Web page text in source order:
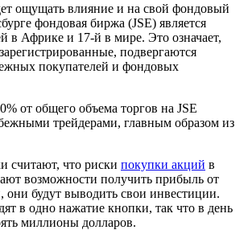
ощущать влияние и на свой фондовый
фондовая биржа (JSE) является
в Африке и 17-й в мире. Это означает,
подвергаются
покупателей и фондовых
от общего объема торгов на JSE
трейдерами, главным образом из
считают, что риски покупки акций в
возможности получить прибыль от
они будут выводить свои инвестиции.
в одно нажатие кнопки, так что в день
миллионы долларов.